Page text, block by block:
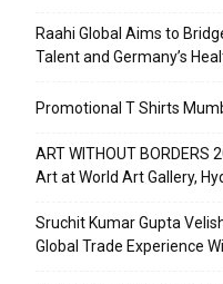
Raahi Global Aims to
Talent and Germany’s
Promotional T Shirts
ART WITHOUT
Art at World Art Gallery,
Sruchit Kumar Gupta
Global Trade Experience